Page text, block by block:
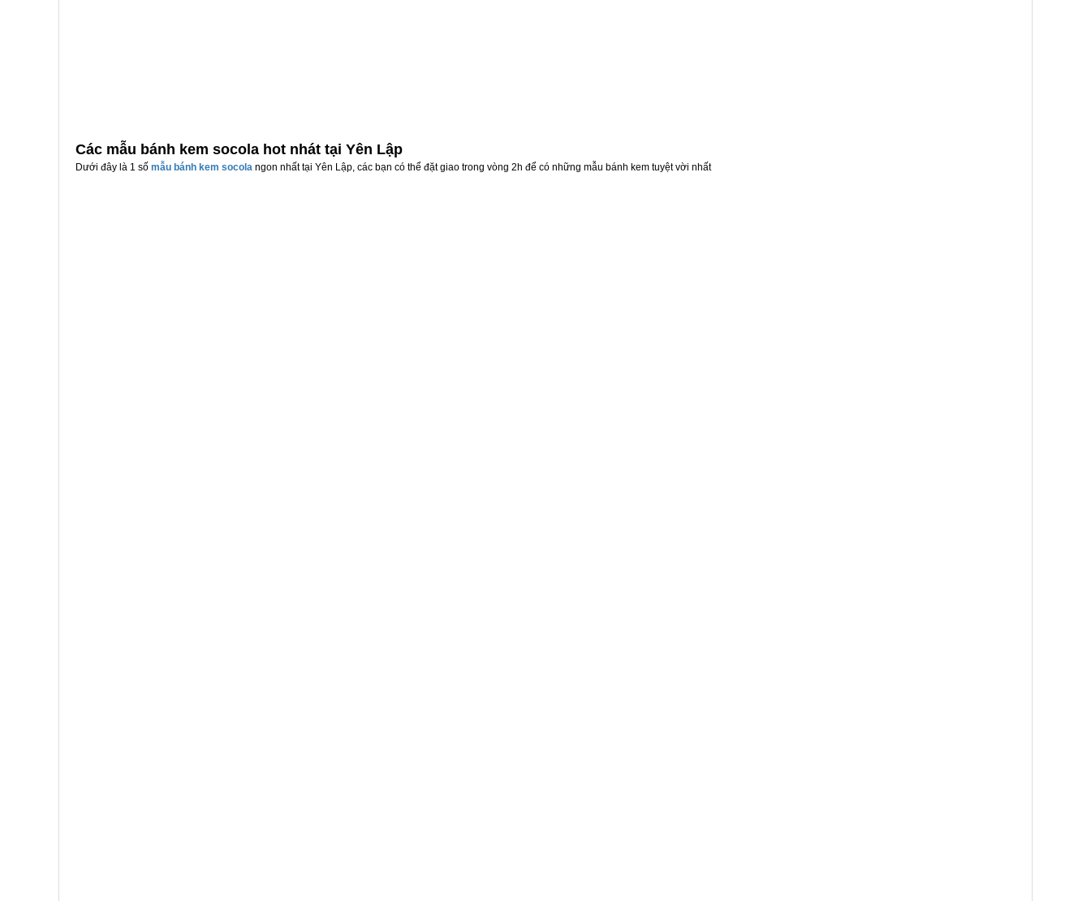
Các mẫu bánh kem socola hot nhát tại Yên Lập
Dưới đây là 1 số mẫu bánh kem socola ngon nhất tại Yên Lập, các bạn có thể đặt giao trong vòng 2h để có những mẫu bánh kem tuyệt vời nhất